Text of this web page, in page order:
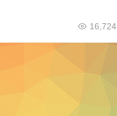
16,724